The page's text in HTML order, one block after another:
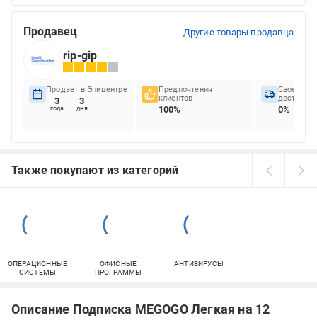
Продавец Другие товары продавца
rip-gip
Продает в Эпицентре
3
года
3
дня
Предпочтения
клиентов
100%
доставок
0%
Также покупают из категорий
ОПЕРАЦИОННЫЕ
СИСТЕМЫ
ОФИСНЫЕ
ПРОГРАММЫ
АНТИВИРУСЫ
Описание Подписка MEGOGO Легкая на 12